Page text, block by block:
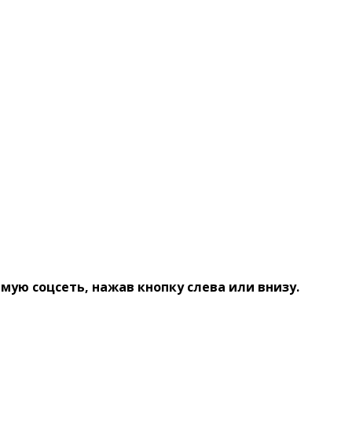
соцсеть, нажав кнопку слева или внизу.